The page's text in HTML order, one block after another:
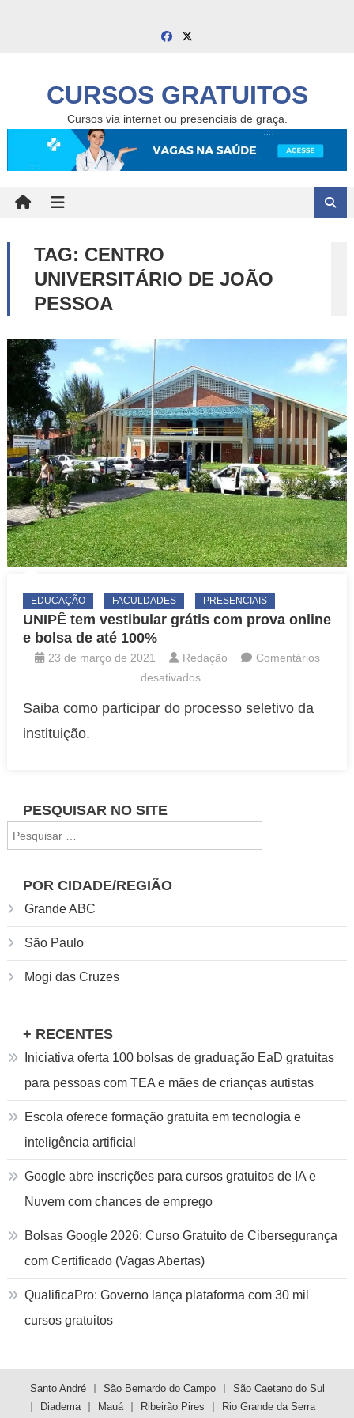
CURSOS GRATUITOS
Cursos via internet ou presenciais de graça.
TAG: CENTRO
UNIVERSITÁRIO DE JOÃO
PESSOA
EDUCAÇÃO FACULDADES PRESENCIAIS
UNIPÊ tem vestibular grátis com prova online
e bolsa de até 100%
23 de março de 2021 Redação
Comentários
desativadosem
tem
Saiba como participar do processo seletivo da
instituição.
PESQUISAR NO SITE
por:
POR CIDADE/REGIÃO
Grande ABC
São Paulo
Mogi das Cruzes
+ RECENTES
Iniciativa oferta 100 bolsas de graduação EaD gratuitas
para pessoas com TEA e mães de crianças autistas
Escola oferece formação gratuita em tecnologia e
inteligência artificial
Google abre inscrições para cursos gratuitos de IA e
Nuvem com chances de emprego
Bolsas Google 2026: Curso Gratuito de Cibersegurança
com Certificado (Vagas Abertas)
QualificaPro: Governo lança plataforma com 30 mil
cursos gratuitos
Santo André São Bernardo do Campo
São Caetano do Sul
Diadema
Mauá Ribeirão Pires Rio Grande da Serra